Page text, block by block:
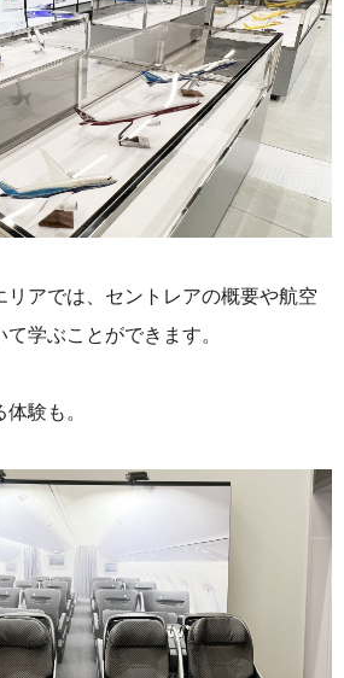
リアでは、セントレアの概要や航空
学ぶことができます。
験も。